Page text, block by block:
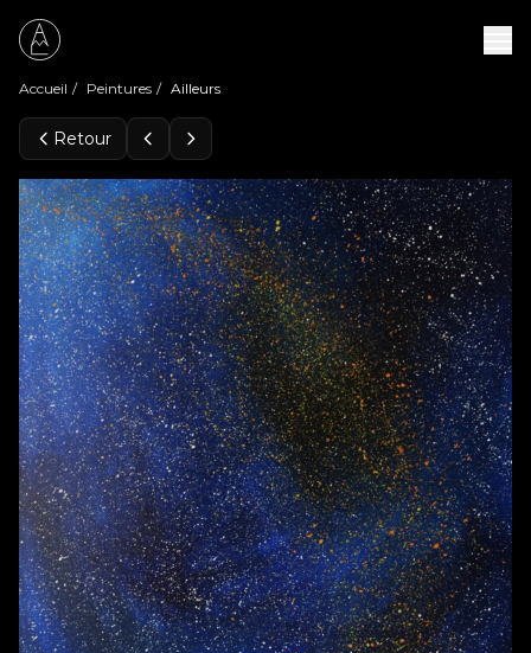
Expositions
À propos
Contact
Accueil / Peintures / Ailleurs
Retour